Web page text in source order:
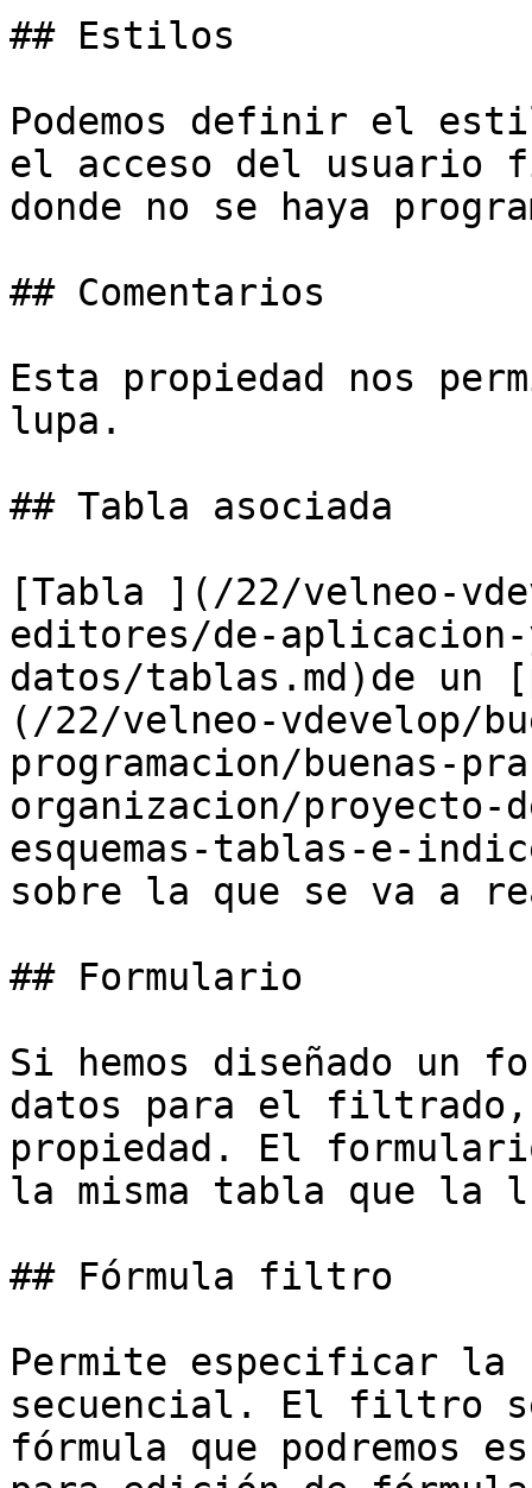
## Estilos
Podemos definir el
el acceso del usuario
donde no se haya
## Comentarios
Esta propiedad nos
lupa.
## Tabla asociada
[Tabla ](/22/velneo-
editores/de-aplicacion-
datos/tablas.md)de un
(/22/velneo-vdevelop/
programacion/buenas-
organizacion/proyecto-
esquemas-tablas-e-
sobre la que se va
## Formulario
Si hemos diseñado un
datos para el filtrado,
propiedad. El
la misma tabla que la
## Fórmula filtro
Permite especificar
secuencial. El filtro se
fórmula que podremos